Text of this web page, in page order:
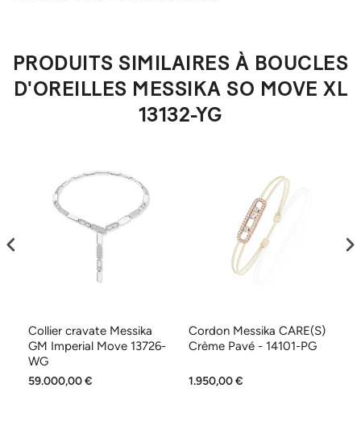
PRODUITS SIMILAIRES À BOUCLES
D'OREILLES MESSIKA SO MOVE XL
13132-YG
Collier cravate Messika
GM Imperial Move 13726-
WG
59.000,00 €
Cordon Messika CARE(S)
Crème Pavé - 14101-PG
1.950,00 €